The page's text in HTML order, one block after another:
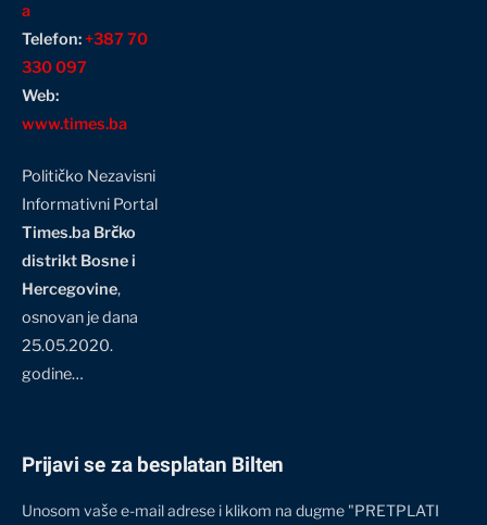
a
Telefon:+387 70
330 097
Web:
www.times.ba
Političko Nezavisni
Informativni Portal
Times.ba Brčko
distrikt Bosne i
Hercegovine,
osnovan je dana
25.05.2020.
godine…
Prijavi se za besplatan Bilten
Unosom vaše e-mail adrese i klikom na dugme "PRETPLATI